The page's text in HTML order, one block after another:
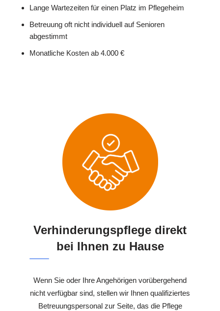
Lange Wartezeiten für einen Platz im Pflegeheim
Betreuung oft nicht individuell auf Senioren
abgestimmt
Monatliche Kosten ab 4.000 €
Verhinderungspflege direkt
bei Ihnen zu Hause
Wenn Sie oder Ihre Angehörigen vorübergehend
nicht verfügbar sind, stellen wir Ihnen qualifiziertes
Betreuungspersonal zur Seite, das die Pflege